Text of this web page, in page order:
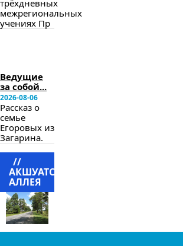
трёхдневных
межрегиональных
учениях Пр
Ведущие
за собой...
2026-08-06
Рассказ о
семье
Егоровых из
Загарина.
//
АКШУАТСКАЯ
АЛЛЕЯ